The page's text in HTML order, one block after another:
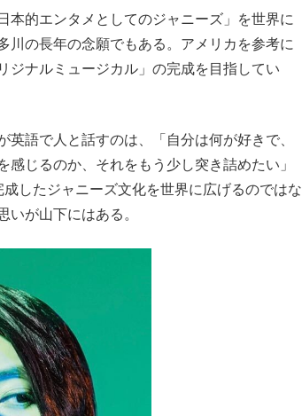
的エンタメとしてのジャニーズ」を世界に
川の長年の念願でもある。アメリカを参考に
ジナルミュージカル」の完成を目指してい
語で人と話すのは、「自分は何が好きで、
じるのか、それをもう少し突き詰めたい」
したジャニーズ文化を世界に広げるのではな
いが山下にはある。